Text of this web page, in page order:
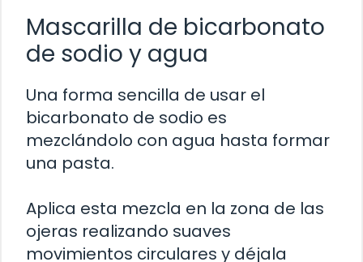
Mascarilla de bicarbonato
de sodio y agua
Una forma sencilla de usar el
bicarbonato de sodio es
mezclándolo con agua hasta formar
una pasta.
Aplica esta mezcla en la zona de las
ojeras realizando suaves
movimientos circulares y déjala